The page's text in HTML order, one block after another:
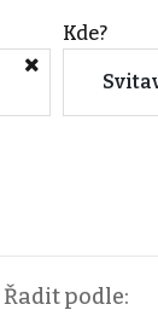
Kde?
Řadit podle: